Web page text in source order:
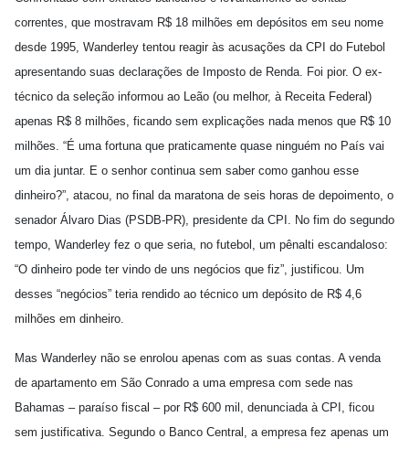
correntes, que mostravam R$ 18 milhões em depósitos em seu nome
desde 1995, Wanderley tentou reagir às acusações da CPI do Futebol
apresentando suas declarações de Imposto de Renda. Foi pior. O ex-
técnico da seleção informou ao Leão (ou melhor, à Receita Federal)
apenas R$ 8 milhões, ficando sem explicações nada menos que R$ 10
milhões. “É uma fortuna que praticamente quase ninguém no País vai
um dia juntar. E o senhor continua sem saber como ganhou esse
dinheiro?”, atacou, no final da maratona de seis horas de depoimento, o
senador Álvaro Dias (PSDB-PR), presidente da CPI. No fim do segundo
tempo, Wanderley fez o que seria, no futebol, um pênalti escandaloso:
“O dinheiro pode ter vindo de uns negócios que fiz”, justificou. Um
desses “negócios” teria rendido ao técnico um depósito de R$ 4,6
milhões em dinheiro.
Mas Wanderley não se enrolou apenas com as suas contas. A venda
de apartamento em São Conrado a uma empresa com sede nas
Bahamas – paraíso fiscal – por R$ 600 mil, denunciada à CPI, ficou
sem justificativa. Segundo o Banco Central, a empresa fez apenas um